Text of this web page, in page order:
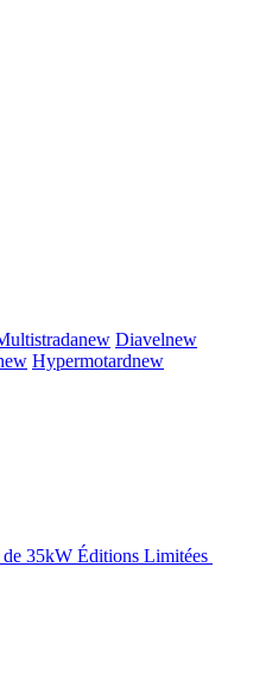
new Diavelnew
Hypermotardnew
35kW Éditions Limitées